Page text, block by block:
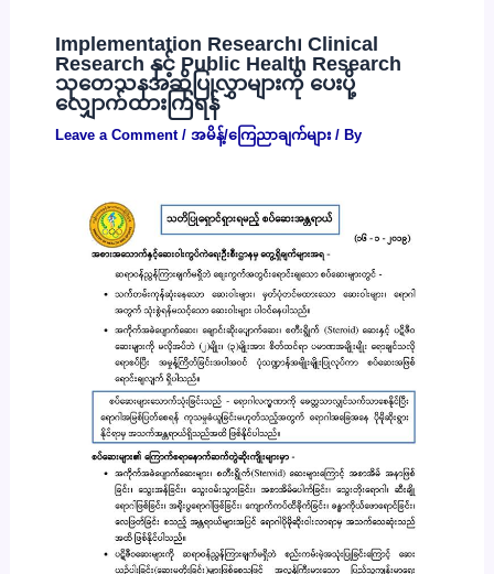
Implementation Research၊ Clinical
Research နှင့် Public Health Research
သုတေသနအဆိုပြုလွှာများကို ပေးပို့
လျှောက်ထားကြရန်
Leave a Comment / အမိန့်/ကြေညာချက်များ/ By